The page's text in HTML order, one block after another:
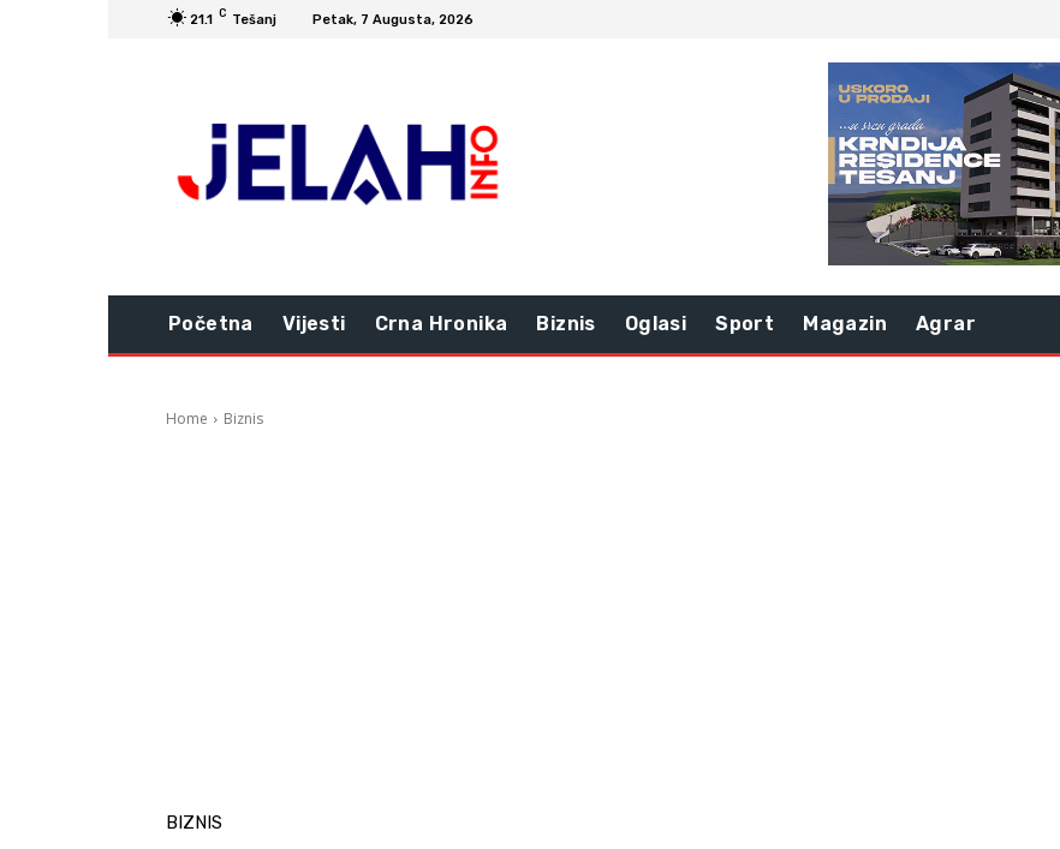
21.1 C Tešanj Petak, 7 Augusta, 2026
Početna Vijesti Crna Hronika Biznis Oglasi Sport Magazin Agrar
Home Biznis
BIZNIS